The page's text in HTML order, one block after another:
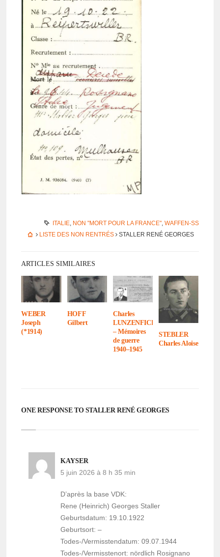
ITALIE, NON "MORT POUR LA FRANCE", WAFFEN-SS
LISTE DES NON RENTRÉS STALLER RENÉ GEORGES
ARTICLES SIMILAIRES
WEBER
Joseph
(*1914)
HOFF
Gilbert
Charles
LUNZENFICHTER
– Mémoires
de guerre
1940–1945
STEBLER
Charles Aloise
ONE RESPONSE TO STALLER RENÉ GEORGES
KAYSER
5 juin 2026 à 8 h 35 min
D’après la base VDK:
Rene (Heinrich) Georges Staller
Geburtsdatum: 19.10.1922
Geburtsort: –
Todes-/Vermisstendatum: 09.07.1944
Todes-/Vermisstenort: nördlich Rosignano